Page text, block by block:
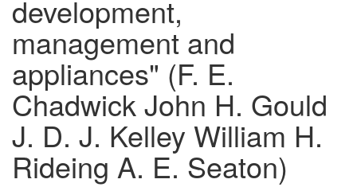
development,
management and
appliances" (F. E.
Chadwick John H. Gould
J. D. J. Kelley William H.
Rideing A. E. Seaton)